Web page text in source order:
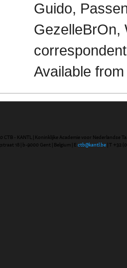
Guido,
GezelleBrOn,
Available
CTB - KANTL | Koninklijke Academie voor Nederlandse
18 | b-9000 Gent | Belgium | E ctb@kantl.be | T +32